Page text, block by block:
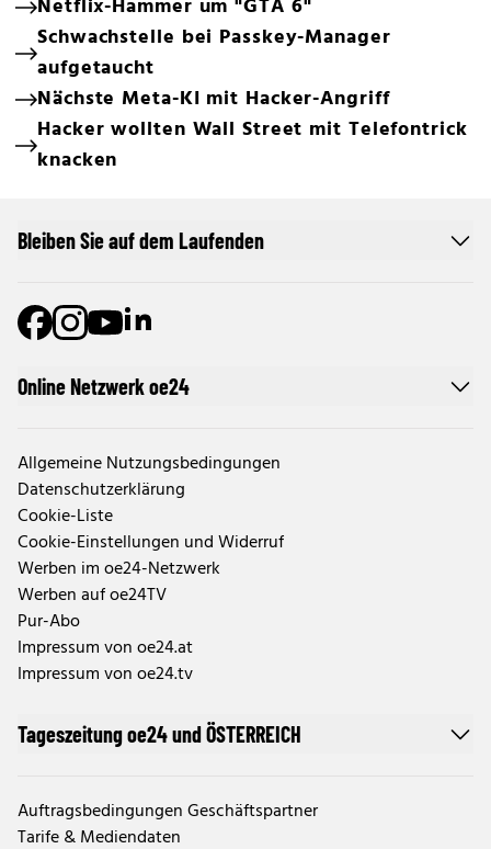
Netflix-Hammer um "GTA 6"
Schwachstelle bei Passkey-Manager
aufgetaucht
Nächste Meta-KI mit Hacker-Angriff
Hacker wollten Wall Street mit Telefontrick
knacken
Online Netzwerk oe24
Allgemeine Nutzungsbedingungen
Datenschutzerklärung
Cookie-Liste
Cookie-Einstellungen und Widerruf
Werben im oe24-Netzwerk
Werben auf oe24TV
Pur-Abo
Impressum von oe24.at
Impressum von oe24.tv
Tageszeitung oe24 und ÖSTERREICH
Auftragsbedingungen Geschäftspartner
Tarife & Mediendaten
Bleiben Sie auf dem Laufenden